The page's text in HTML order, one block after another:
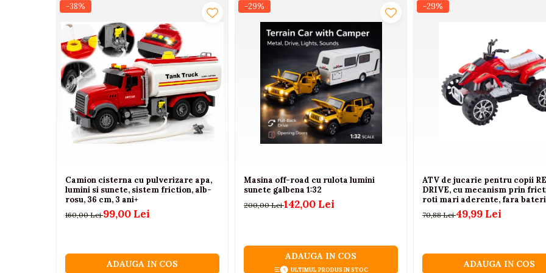
Camioane electrice
Imbracaminte
Seturi copii si bebelusi
Salopete bebe
Baia bebelusului
Recomandat: copii 3+ ani
Gen: unisex
Un model spectaculos pentru distractie maxima, realizat pentru copiii care adora aventura si viteza.
-38%
Camion cisterna cu pulverizare apa,
lumini si sunete, sistem friction, alb-
rosu, 36 cm, 3 ani+
160,00 Lei99,00 Lei
ADAUGA IN COS
-29%
Masina off-road cu rulota lumini
sunete galbena 1:32
200,00 Lei142,00 Lei
ADAUGA IN COS
ULTIMUL PRODUS IN STOC
-29%
ATV de jucarie pentru copii
DRIVE, cu mecanism prin
roti mari aderente, fara
70,88 Lei49,99 Lei
ADAUGA IN COS